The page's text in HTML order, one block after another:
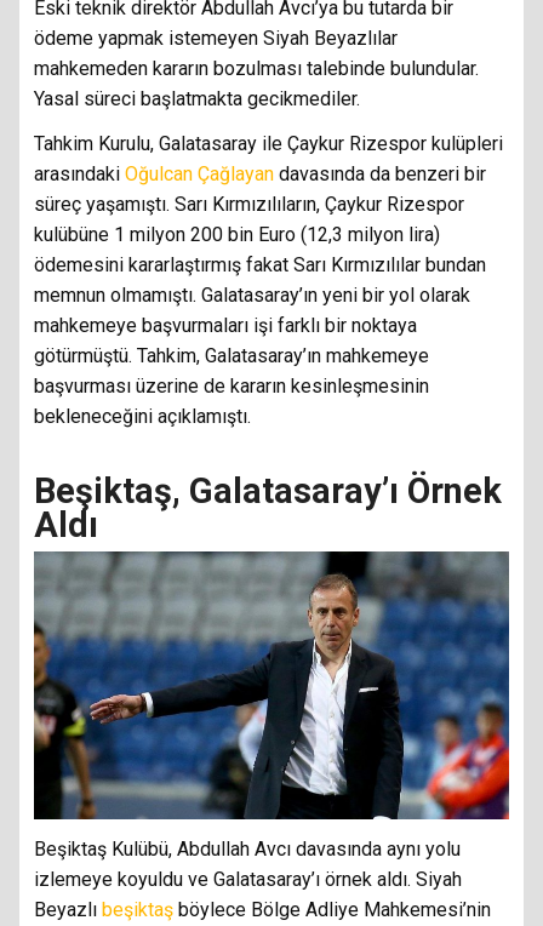
Eski teknik direktör Abdullah Avcı’ya bu tutarda bir
ödeme yapmak istemeyen Siyah Beyazlılar
mahkemeden kararın bozulması talebinde bulundular.
Yasal süreci başlatmakta gecikmediler.
Tahkim Kurulu, Galatasaray ile Çaykur Rizespor kulüpleri
arasındaki Oğulcan Çağlayan davasında da benzeri bir
süreç yaşamıştı. Sarı Kırmızılıların, Çaykur Rizespor
kulübüne 1 milyon 200 bin Euro (12,3 milyon lira)
ödemesini kararlaştırmış fakat Sarı Kırmızılılar bundan
memnun olmamıştı. Galatasaray’ın yeni bir yol olarak
mahkemeye başvurmaları işi farklı bir noktaya
götürmüştü. Tahkim, Galatasaray’ın mahkemeye
başvurması üzerine de kararın kesinleşmesinin
bekleneceğini açıklamıştı.
Beşiktaş, Galatasaray’ı Örnek
Aldı
Beşiktaş Kulübü, Abdullah Avcı davasında aynı yolu
izlemeye koyuldu ve Galatasaray’ı örnek aldı. Siyah
Beyazlı beşiktaş böylece Bölge Adliye Mahkemesi’nin